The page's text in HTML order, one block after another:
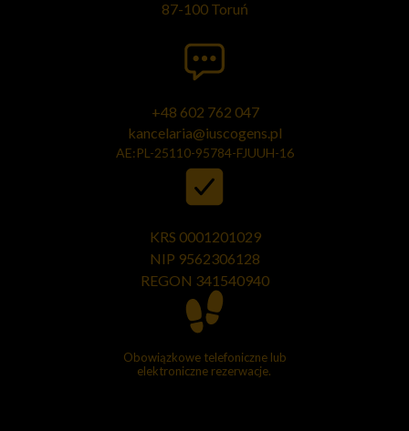
KRS 0001201029
NIP 9562306128
REGON 341540940
+48 602 762 047
kancelaria@iuscogens.pl
AE:PL-25110-95784-FJUUH-16
87-100 Toruń
Obowiązkowe telefoniczne lub
elektroniczne rezerwacje.